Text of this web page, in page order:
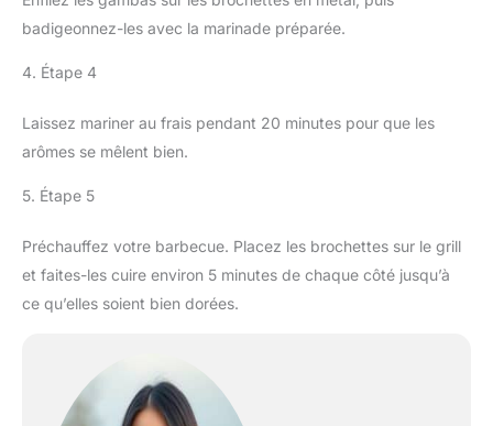
badigeonnez-les avec la marinade préparée.
4. Étape 4
Laissez mariner au frais pendant 20 minutes pour que les
arômes se mêlent bien.
5. Étape 5
Préchauffez votre barbecue. Placez les brochettes sur le grill
et faites-les cuire environ 5 minutes de chaque côté jusqu’à
ce qu’elles soient bien dorées.